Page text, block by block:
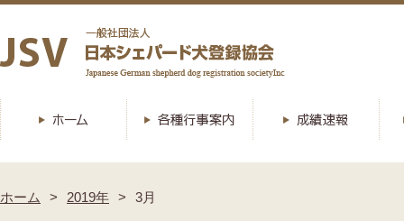
ホーム 2019年 3月